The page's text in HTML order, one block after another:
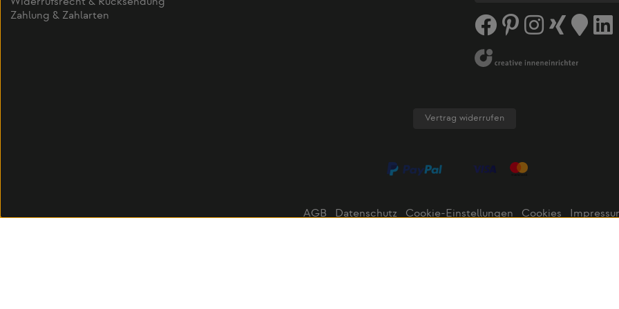
Widerrufsrecht & Rücksendung
Zahlung & Zahlarten
Vertrag widerrufen
AGB Datenschutz Cookie-Einstellungen Cookies